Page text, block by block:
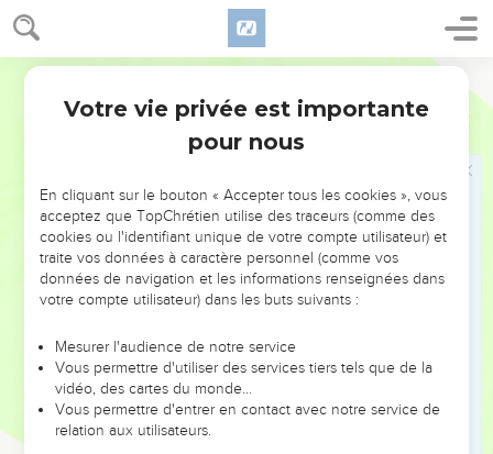
Nombres 7
boucs et 5 agneaux d'un an. Telle fut l'offrande d'Ahira, fils
84
de l'autel, le jour où on le consacra par onction : 12 plats en
argent, 12 bassins en argent, 12 coupes en or.
chaque bassin pesait 700 grammes, ce qui fit pour l'argent
de ces ustensiles un total de 24 kilos d’après la valeur étalon
du sanctuaire.
Les 12 coupes en or pleines de parfum, à 100 grammes la
coupe d’après la valeur étalon du sanctuaire, firent pour l'or
Total des animaux pour l'holocauste : 12 taureaux, 12
béliers, 12 agneaux d'un an, avec les offrandes qui les
accompagnaient. 12 boucs pour le sacrifice d'expiation.
88
Votre vie privée est importante
pour nous
En cliquant sur le bouton « Accepter tous les cookies », vous
acceptez que TopChrétien utilise des traceurs (comme des
cookies ou l'identifiant unique de votre compte utilisateur) et
traite vos données à caractère personnel (comme vos
données de navigation et les informations renseignées dans
votre compte utilisateur) dans les buts suivants :
Mesurer l'audience de notre service
Vous permettre d'utiliser des services tiers tels que de la
vidéo, des cartes du monde…
Vous permettre d'entrer en contact avec notre service de
relation aux utilisateurs.